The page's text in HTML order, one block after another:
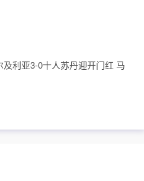
利亚3-0十人苏丹迎开门红 马